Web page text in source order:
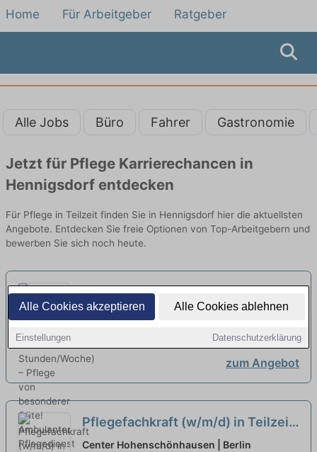
Alle Cookies akzeptieren Alle Cookies ablehnen
Einstellungen Datenschutzerklärung
Home Für Arbeitgeber Ratgeber
Alle Jobs Büro Fahrer Gastronomie
Jetzt für Pflege Karrierechancen in
Hennigsdorf entdecken
Für Pflege in Teilzeit finden Sie in Hennigsdorf hier die aktuellsten
Angebote. Entdecken Sie freie Optionen von Top-Arbeitgebern und
bewerben Sie sich noch heute.
Pflegehilfskraft (m/w/d) in Teilzeit
(20-35 Stunden/Woche) – Pflege
von besonderer Güte! neu
Ambulanter Pflegedienst Charlottenburg,
zum Angebot
Pflegefachkraft (w/m/d) in Teilzeit
(34 Wochenstunden) - Hier
Center Hohenschönhausen | Berlin